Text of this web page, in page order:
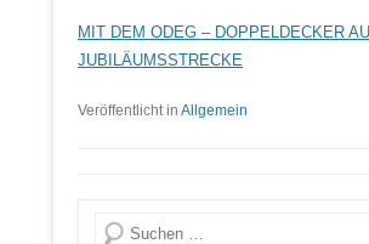
MIT DEM ODEG – DOPPELDECKER
JUBILÄUMSSTRECKE
Veröffentlicht in Allgemein
Suche